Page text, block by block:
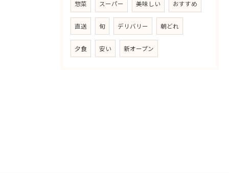
惣菜 スーパー 美味しい おすすめ
直送 旬 デリバリー 朝どれ
夕食 安い 新オープン